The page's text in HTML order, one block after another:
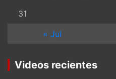
31
« Jul
Videos recientes